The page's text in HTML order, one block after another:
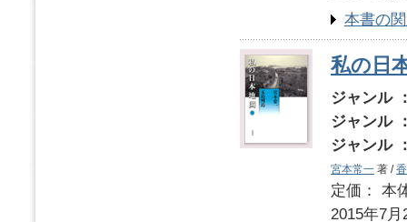
本書の
私の日
ジャンル
ジャンル
ジャンル
宮本常一 著 /
定価：
2015年7月